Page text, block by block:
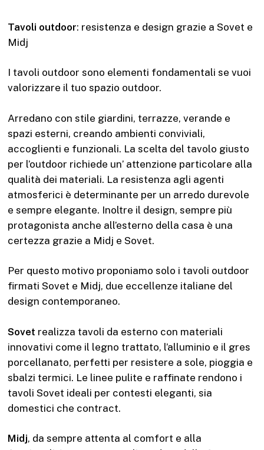
Tavoli outdoor: resistenza e design grazie a Sovet e
Midj
I tavoli outdoor sono elementi fondamentali se vuoi
valorizzare il tuo spazio outdoor.
Arredano con stile giardini, terrazze, verande e
spazi esterni, creando ambienti conviviali,
accoglienti e funzionali. La scelta del tavolo giusto
per l’outdoor richiede un’ attenzione particolare alla
qualità dei materiali. La resistenza agli agenti
atmosferici è determinante per un arredo durevole
e sempre elegante. Inoltre il design, sempre più
protagonista anche all’esterno della casa è una
certezza grazie a Midj e Sovet.
Per questo motivo proponiamo solo i tavoli outdoor
firmati Sovet e Midj, due eccellenze italiane del
design contemporaneo.
Sovet realizza tavoli da esterno con materiali
innovativi come il legno trattato, l’alluminio e il gres
porcellanato, perfetti per resistere a sole, pioggia e
sbalzi termici. Le linee pulite e raffinate rendono i
tavoli Sovet ideali per contesti eleganti, sia
domestici che contract.
Midj, da sempre attenta al comfort e alla